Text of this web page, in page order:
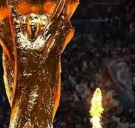
کارنامه مردود محسن پاک‌ نژاد؛ از افت شدید
درآمد ارزی تا بازی با عزل و نصب‌ها